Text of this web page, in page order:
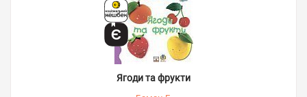
Ягоди та фрукти